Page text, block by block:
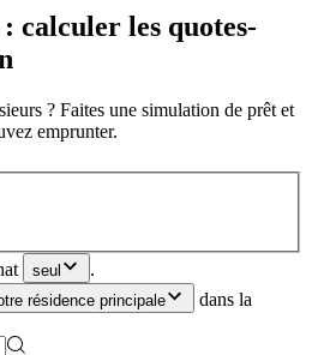
calculer les quotes-
? Faites une simulation de prêt et
emprunter.
seul
.
résidence principale
dans la